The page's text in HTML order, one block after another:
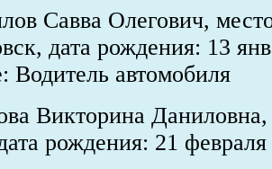
Савва Олегович,
дата рождения: 13
Водитель автомобиля
Викторина Даниловна,
рождения: 21